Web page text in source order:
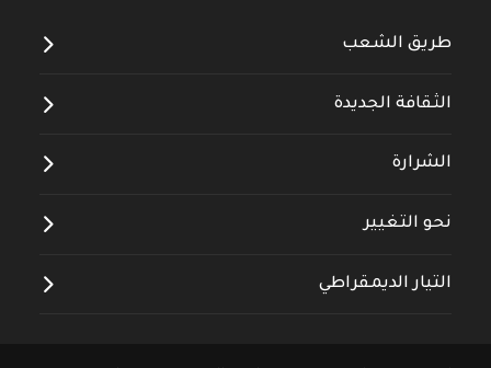
طريق الشعب
الثقافة الجديدة
الشرارة
نحو التغيير
التيار الديمقراطي